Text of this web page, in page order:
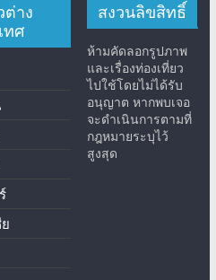
ต่าง
ทศ
สงวนลิขสิทธิ์
ห้ามคัดลอกรูปภาพ
และเรื่องท่องเที่ยว
ไปใช้โดยไม่ได้รับ
อนุญาต หากพบเจอ
จะดำเนินการตามที่
กฎหมายระบุไว้
สูงสุด